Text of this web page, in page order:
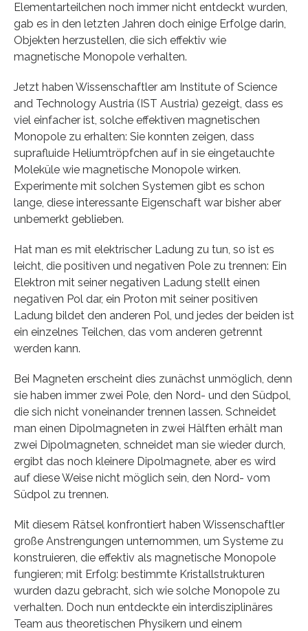
Elementarteilchen noch immer nicht entdeckt wurden,
gab es in den letzten Jahren doch einige Erfolge darin,
Objekten herzustellen, die sich effektiv wie
magnetische Monopole verhalten.
Jetzt haben Wissenschaftler am Institute of Science
and Technology Austria (IST Austria) gezeigt, dass es
viel einfacher ist, solche effektiven magnetischen
Monopole zu erhalten: Sie konnten zeigen, dass
suprafluide Heliumtröpfchen auf in sie eingetauchte
Moleküle wie magnetische Monopole wirken.
Experimente mit solchen Systemen gibt es schon
lange, diese interessante Eigenschaft war bisher aber
unbemerkt geblieben.
Hat man es mit elektrischer Ladung zu tun, so ist es
leicht, die positiven und negativen Pole zu trennen: Ein
Elektron mit seiner negativen Ladung stellt einen
negativen Pol dar, ein Proton mit seiner positiven
Ladung bildet den anderen Pol, und jedes der beiden ist
ein einzelnes Teilchen, das vom anderen getrennt
werden kann.
Bei Magneten erscheint dies zunächst unmöglich, denn
sie haben immer zwei Pole, den Nord- und den Südpol,
die sich nicht voneinander trennen lassen. Schneidet
man einen Dipolmagneten in zwei Hälften erhält man
zwei Dipolmagneten, schneidet man sie wieder durch,
ergibt das noch kleinere Dipolmagnete, aber es wird
auf diese Weise nicht möglich sein, den Nord- vom
Südpol zu trennen.
Mit diesem Rätsel konfrontiert haben Wissenschaftler
große Anstrengungen unternommen, um Systeme zu
konstruieren, die effektiv als magnetische Monopole
fungieren; mit Erfolg: bestimmte Kristallstrukturen
wurden dazu gebracht, sich wie solche Monopole zu
verhalten. Doch nun entdeckte ein interdisziplinäres
Team aus theoretischen Physikern und einem